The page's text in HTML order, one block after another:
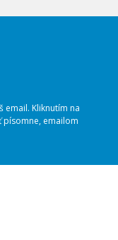
email. Kliknutím na
písomne, emailom